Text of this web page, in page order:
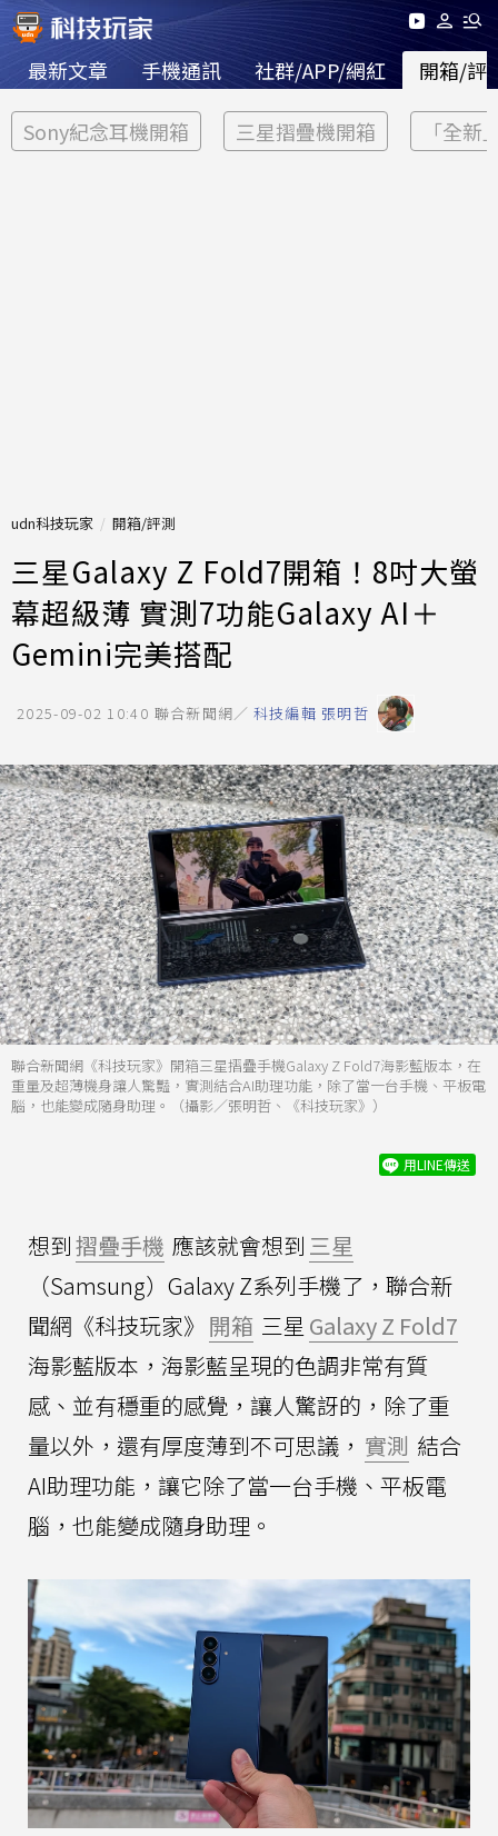
最新文章 手機通訊 社群/APP/網紅 開箱/評
Sony紀念耳機開箱 三星摺疊機開箱 「全新
udn科技玩家 開箱/評測
三星Galaxy Z Fold7開箱！8吋大螢
幕超級薄 實測7功能Galaxy AI＋
Gemini完美搭配
2025-09-02 10:40 聯合新聞網／ 科技編輯 張明哲
聯合新聞網《科技玩家》開箱三星摺疊手機Galaxy Z Fold7海影藍版本，在
重量及超薄機身讓人驚豔，實測結合AI助理功能，除了當一台手機、平板電
腦，也能變成隨身助理。（攝影／張明哲、《科技玩家》）
用LINE傳送
想到摺疊手機 應該就會想到 三星
（Samsung）Galaxy Z系列手機了，聯合新
聞網《科技玩家》 開箱 三星 Galaxy Z Fold7
海影藍版本，海影藍呈現的色調非常有質
感、並有穩重的感覺，讓人驚訝的，除了重
量以外，還有厚度薄到不可思議， 實測 結合
AI助理功能，讓它除了當一台手機、平板電
腦，也能變成隨身助理。